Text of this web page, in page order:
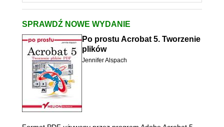
SPRAWDŹ NOWE WYDANIE
Po prostu Acrobat 5. Tworzenie
plików
Jennifer Alspach